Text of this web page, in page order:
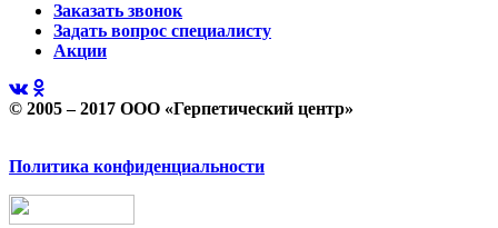
Заказать звонок
Задать вопрос специалисту
Акции
© 2005 – 2017 ООО «Герпетический центр»
Политика конфиденциальности